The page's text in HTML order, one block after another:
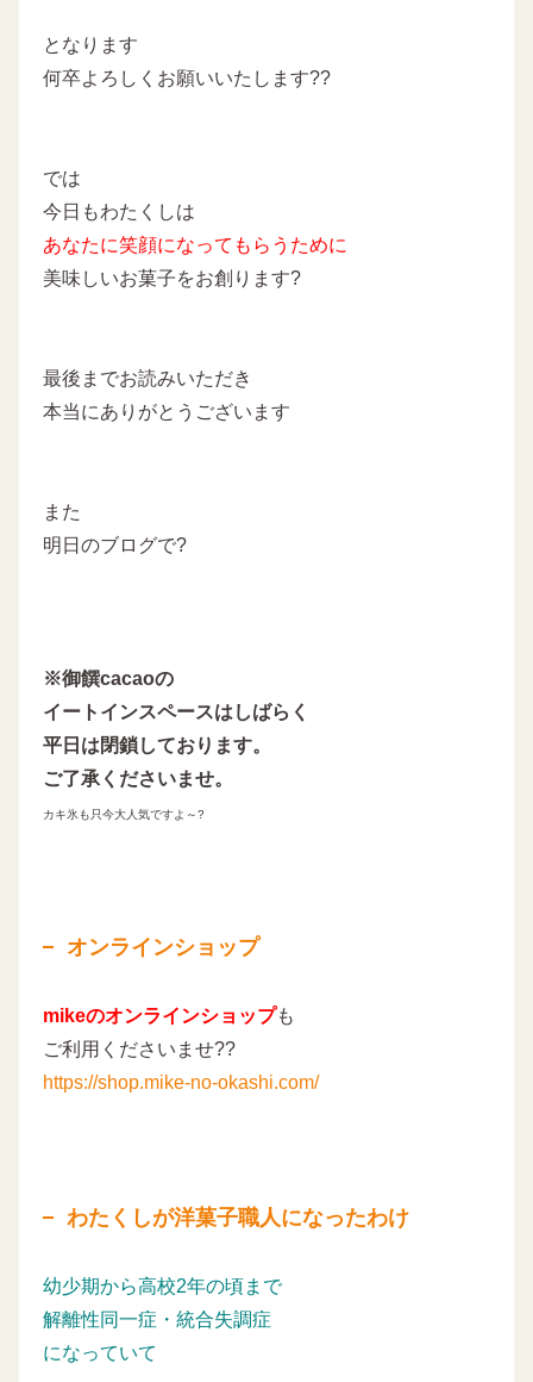
となります
何卒よろしくお願いいたします??
では
今日もわたくしは
あなたに笑顔になってもらうために
美味しいお菓子をお創ります?
最後までお読みいただき
本当にありがとうございます
また
明日のブログで?
※御饌cacaoの
イートインスペースはしばらく
平日は閉鎖しております。
ご了承くださいませ。
カキ氷も只今大人気ですよ～?
オンラインショップ
mikeのオンラインショップも
ご利用くださいませ??
https://shop.mike-no-okashi.com/
わたくしが洋菓子職人になったわけ
幼少期から高校2年の頃まで
解離性同一症・統合失調症
になっていて